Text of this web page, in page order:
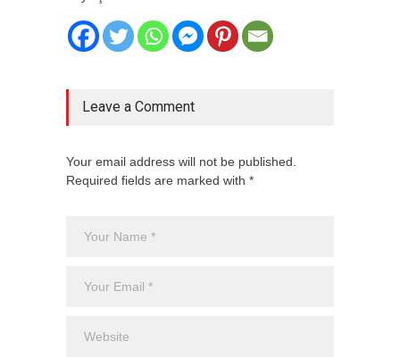
Leave a Comment
Your email address will not be published.
Required fields are marked with *